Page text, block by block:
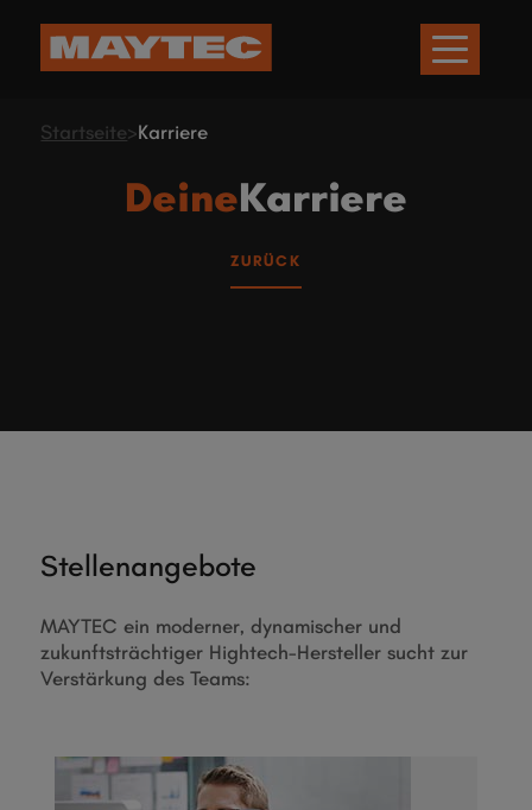
Startseite>Karriere
DeineKarriere
ZURÜCK
Stellenangebote
MAYTEC ein moderner, dynamischer und
zukunftsträchtiger Hightech-Hersteller sucht zur
Verstärkung des Teams: